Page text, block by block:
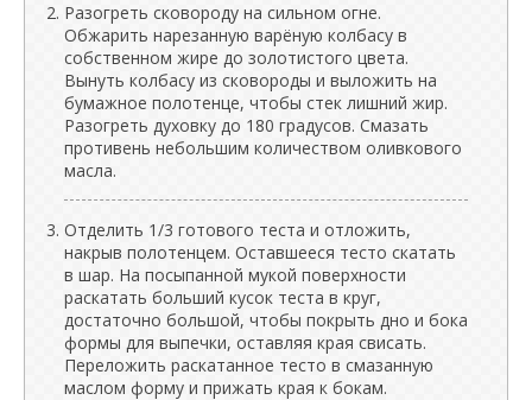
Разогреть сковороду на сильном огне.
Обжарить нарезанную варёную колбасу в
собственном жире до золотистого цвета.
Вынуть колбасу из сковороды и выложить на
бумажное полотенце, чтобы стек лишний жир.
Разогреть духовку до 180 градусов. Смазать
противень небольшим количеством оливкового
масла.
Отделить 1/3 готового теста и отложить,
накрыв полотенцем. Оставшееся тесто скатать
в шар. На посыпанной мукой поверхности
раскатать больший кусок теста в круг,
достаточно большой, чтобы покрыть дно и бока
формы для выпечки, оставляя края свисать.
Переложить раскатанное тесто в смазанную
маслом форму и прижать края к бокам.